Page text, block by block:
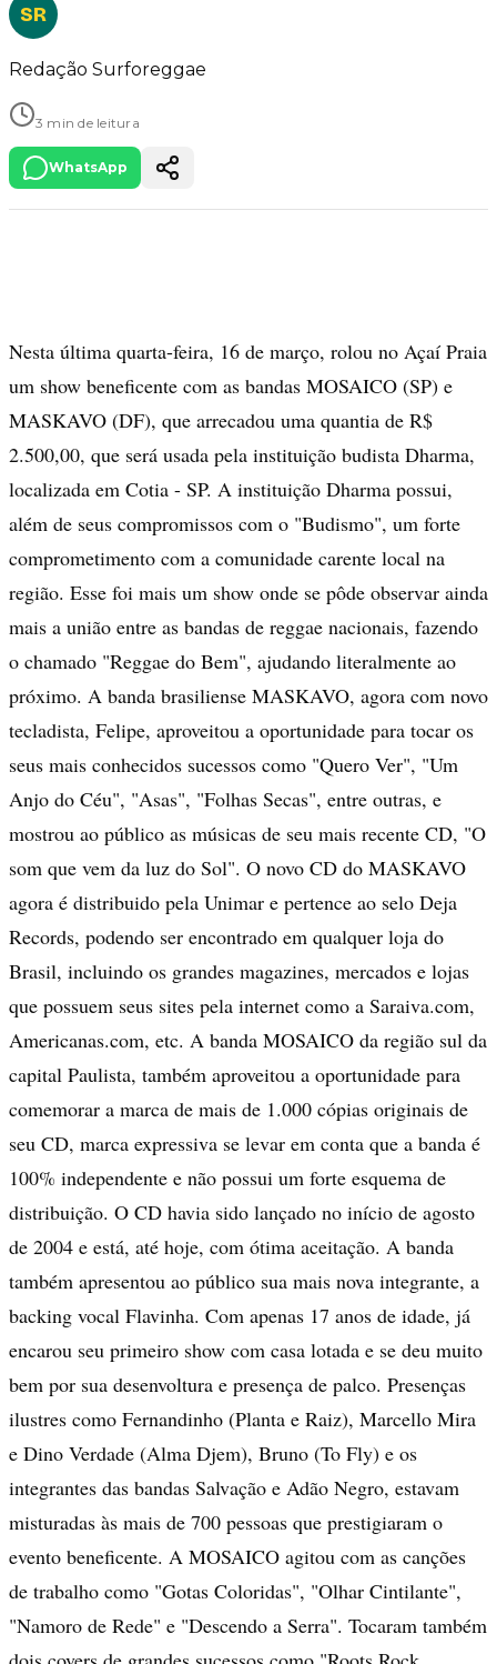
SR
Redação Surforeggae
3 min de leitura
WhatsApp
Nesta última quarta-feira, 16 de março, rolou no Açaí Praia
um show beneficente com as bandas MOSAICO (SP) e
MASKAVO (DF), que arrecadou uma quantia de R$
2.500,00, que será usada pela instituição budista Dharma,
localizada em Cotia - SP. A instituição Dharma possui,
além de seus compromissos com o "Budismo", um forte
comprometimento com a comunidade carente local na
região. Esse foi mais um show onde se pôde observar ainda
mais a união entre as bandas de reggae nacionais, fazendo
o chamado "Reggae do Bem", ajudando literalmente ao
próximo. A banda brasiliense MASKAVO, agora com novo
tecladista, Felipe, aproveitou a oportunidade para tocar os
seus mais conhecidos sucessos como "Quero Ver", "Um
Anjo do Céu", "Asas", "Folhas Secas", entre outras, e
mostrou ao público as músicas de seu mais recente CD, "O
som que vem da luz do Sol". O novo CD do MASKAVO
agora é distribuido pela Unimar e pertence ao selo Deja
Records, podendo ser encontrado em qualquer loja do
Brasil, incluindo os grandes magazines, mercados e lojas
que possuem seus sites pela internet como a Saraiva.com,
Americanas.com, etc. A banda MOSAICO da região sul da
capital Paulista, também aproveitou a oportunidade para
comemorar a marca de mais de 1.000 cópias originais de
seu CD, marca expressiva se levar em conta que a banda é
100% independente e não possui um forte esquema de
distribuição. O CD havia sido lançado no início de agosto
de 2004 e está, até hoje, com ótima aceitação. A banda
também apresentou ao público sua mais nova integrante, a
backing vocal Flavinha. Com apenas 17 anos de idade, já
encarou seu primeiro show com casa lotada e se deu muito
bem por sua desenvoltura e presença de palco. Presenças
ilustres como Fernandinho (Planta e Raiz), Marcello Mira
e Dino Verdade (Alma Djem), Bruno (To Fly) e os
integrantes das bandas Salvação e Adão Negro, estavam
misturadas às mais de 700 pessoas que prestigiaram o
evento beneficente. A MOSAICO agitou com as canções
de trabalho como "Gotas Coloridas", "Olhar Cintilante",
"Namoro de Rede" e "Descendo a Serra". Tocaram também